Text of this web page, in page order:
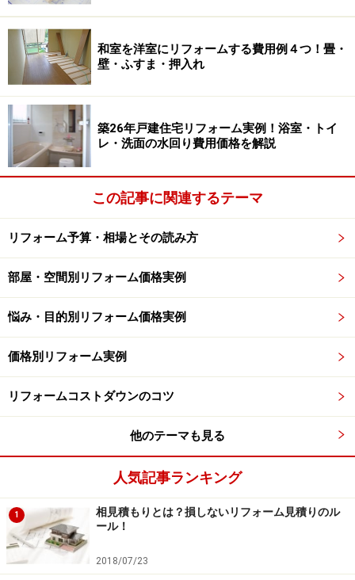
和室を洋室にリフォームする費用例４つ！畳・
壁・ふすま・押入れ
築26年戸建住宅リフォーム実例！浴室・トイ
レ・洗面の水回り費用価格を解説
この記事に関連するテーマ
リフォーム予算・相場とその読み方
部屋・空間別リフォーム価格実例
悩み・目的別リフォーム価格実例
価格別リフォーム実例
リフォームコストダウンのコツ
他のテーマも見る
人気記事ランキング
1
相見積もりとは？損しないリフォーム見積りのル
ール！
2018/07/23